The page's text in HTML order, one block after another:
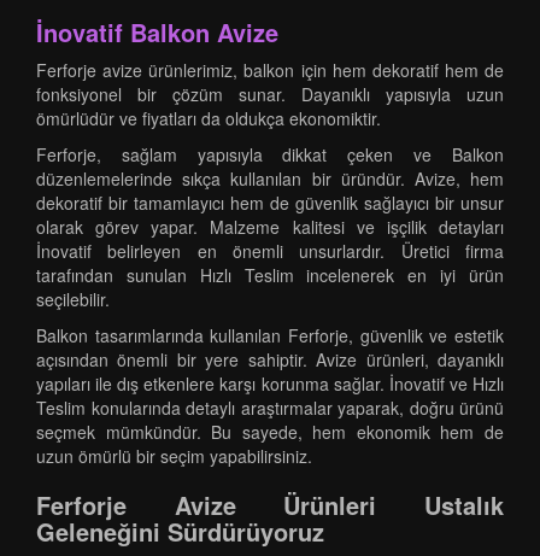
İnovatif Balkon Avize
Ferforje avize ürünlerimiz, balkon için hem dekoratif hem de
fonksiyonel bir çözüm sunar. Dayanıklı yapısıyla uzun
ömürlüdür ve fiyatları da oldukça ekonomiktir.
Ferforje, sağlam yapısıyla dikkat çeken ve Balkon
düzenlemelerinde sıkça kullanılan bir üründür. Avize, hem
dekoratif bir tamamlayıcı hem de güvenlik sağlayıcı bir unsur
olarak görev yapar. Malzeme kalitesi ve işçilik detayları
İnovatif belirleyen en önemli unsurlardır. Üretici firma
tarafından sunulan Hızlı Teslim incelenerek en iyi ürün
seçilebilir.
Balkon tasarımlarında kullanılan Ferforje, güvenlik ve estetik
açısından önemli bir yere sahiptir. Avize ürünleri, dayanıklı
yapıları ile dış etkenlere karşı korunma sağlar. İnovatif ve Hızlı
Teslim konularında detaylı araştırmalar yaparak, doğru ürünü
seçmek mümkündür. Bu sayede, hem ekonomik hem de
uzun ömürlü bir seçim yapabilirsiniz.
Ferforje Avize Ürünleri Ustalık
Geleneğini Sürdürüyoruz